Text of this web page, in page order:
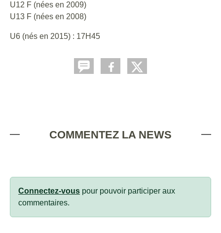
U12 F (nées en 2009)
U13 F (nées en 2008)
U6 (nés en 2015) : 17H45
COMMENTEZ LA NEWS
Connectez-vous pour pouvoir participer aux
commentaires.